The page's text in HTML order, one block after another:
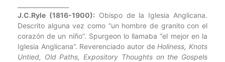
J.C.Ryle (1816-1900): Obispo de la Iglesia Anglicana.
Descrito alguna vez como “un hombre de granito con el
corazón de un niño”. Spurgeon lo llamaba “el mejor en la
Iglesia Anglicana”. Reverenciado autor de Holiness, Knots
Untied, Old Paths, Expository Thoughts on the Gospels